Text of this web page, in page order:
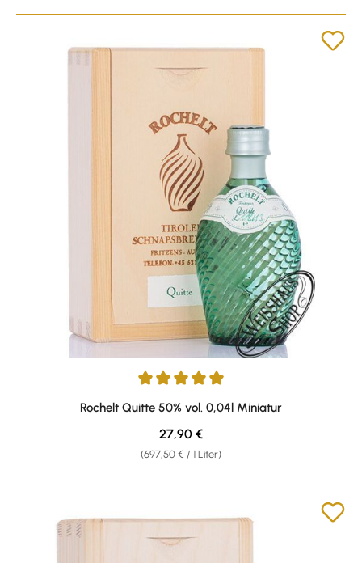
Durchschnittliche Bewertung von 5 von 5 Sternen
Rochelt Quitte 50% vol. 0,04l Miniatur
(697,50 € / 1 Liter)
Regulärer Preis:
27,90 €